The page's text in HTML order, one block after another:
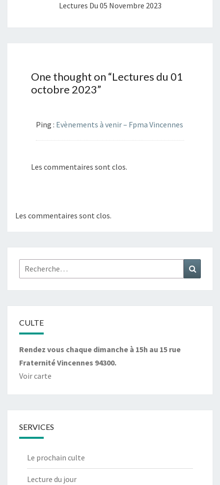
Lectures Du 05 Novembre 2023
One thought on “Lectures du 01
octobre 2023”
Ping : Evènements à venir – Fpma Vincennes
Les commentaires sont clos.
Les commentaires sont clos.
Rechercher :
CULTE
Rendez vous chaque dimanche à 15h au 15 rue
Fraternité Vincennes 94300.
Voir carte
SERVICES
Le prochain culte
Lecture du jour